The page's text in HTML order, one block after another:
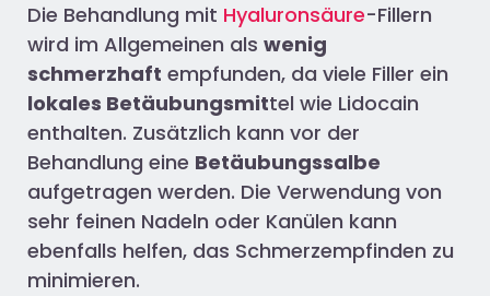
Die Behandlung mit Hyaluronsäure-Fillern
wird im Allgemeinen als wenig
schmerzhaft empfunden, da viele Filler ein
lokales Betäubungsmittel wie Lidocain
enthalten. Zusätzlich kann vor der
Behandlung eine Betäubungssalbe
aufgetragen werden. Die Verwendung von
sehr feinen Nadeln oder Kanülen kann
ebenfalls helfen, das Schmerzempfinden zu
minimieren.